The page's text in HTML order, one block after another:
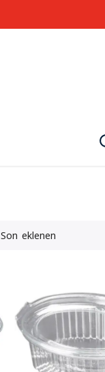
Son eklenen